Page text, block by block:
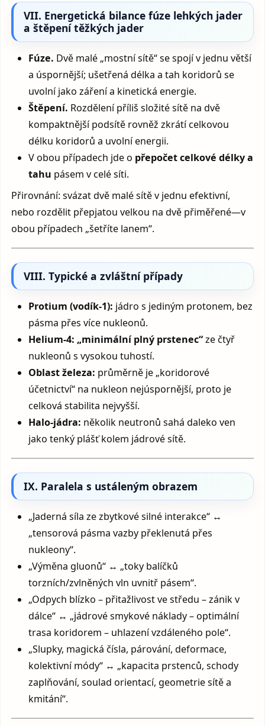
VII. Energetická bilance fúze lehkých jader
a štěpení těžkých jader
Fúze. Dvě malé „mostní sítě“ se spojí v jednu větší
a úspornější; ušetřená délka a tah koridorů se
uvolní jako záření a kinetická energie.
Štěpení. Rozdělení příliš složité sítě na dvě
kompaktnější podsítě rovněž zkrátí celkovou
délku koridorů a uvolní energii.
V obou případech jde o přepočet celkové délky a
tahu pásem v celé síti.
Přirovnání: svázat dvě malé sítě v jednu efektivní,
nebo rozdělit přepjatou velkou na dvě přiměřené—v
obou případech „šetříte lanem“.
VIII. Typické a zvláštní případy
Protium (vodík-1): jádro s jediným protonem, bez
pásma přes více nukleonů.
Helium-4: „minimální plný prstenec“ze čtyř
nukleonů s vysokou tuhostí.
Oblast železa: průměrně je „koridorové
účetnictví“ na nukleon nejúspornější, proto je
celková stabilita nejvyšší.
Halo-jádra: několik neutronů sahá daleko ven
jako tenký plášť kolem jádrové sítě.
IX. Paralela s ustáleným obrazem
„Jaderná síla ze zbytkové silné interakce“ ↔
„tensorová pásma vazby překlenutá přes
nukleony“.
„Výměna gluonů“ ↔ „toky balíčků
torzních/zvlněných vln uvnitř pásem“.
„Odpych blízko – přitažlivost ve středu – zánik v
dálce“ ↔ „jádrové smykové náklady – optimální
trasa koridorem – uhlazení vzdáleného pole“.
„Slupky, magická čísla, párování, deformace,
kolektivní módy“ ↔ „kapacita prstenců, schody
zaplňování, soulad orientací, geometrie sítě a
kmitání“.